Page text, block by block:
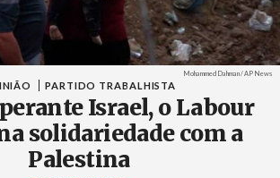
Créditos
Mohammed Dahman / AP News
PARTIDO TRABALHISTA
Israel, o Labour
solidariedade com a
Palestina